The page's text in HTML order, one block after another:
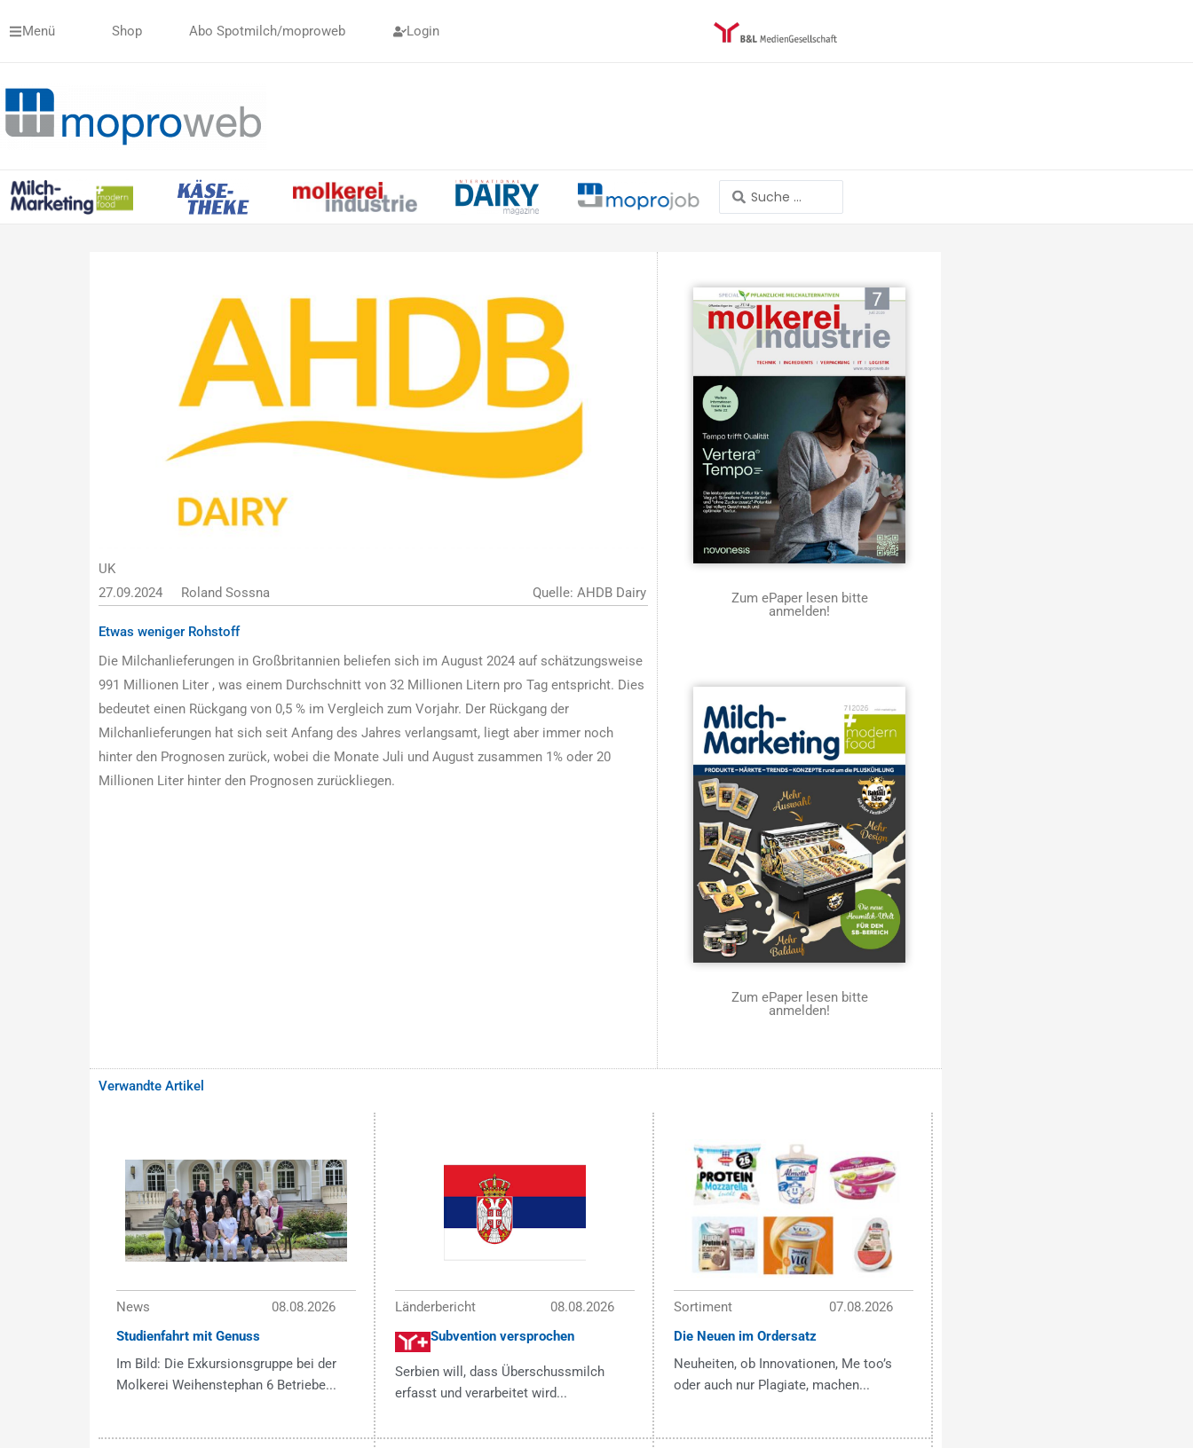
InhaltMenü Shop Abo Spotmilch/moproweb Login
Search
...
UK
27.09.2024
Roland Sossna Quelle: AHDB Dairy
Etwas weniger Rohstoff
Die Milchanlieferungen in Großbritannien beliefen sich im August 2024 auf schätzungsweise
991 Millionen Liter , was einem Durchschnitt von 32 Millionen Litern pro Tag entspricht. Dies
bedeutet einen Rückgang von 0,5 % im Vergleich zum Vorjahr. Der Rückgang der
Milchanlieferungen hat sich seit Anfang des Jahres verlangsamt, liegt aber immer noch
hinter den Prognosen zurück, wobei die Monate Juli und August zusammen 1% oder 20
Millionen Liter hinter den Prognosen zurückliegen.
Zum ePaper lesen bitte
anmelden!
Zum ePaper lesen bitte
anmelden!
Verwandte Artikel
News
08.08.2026
Studienfahrt mit Genuss
Im Bild: Die Exkursionsgruppe bei der
Molkerei Weihenstephan 6 Betriebe...
Länderbericht
08.08.2026
Subvention versprochen
Serbien will, dass Überschussmilch
erfasst und verarbeitet wird...
Sortiment
07.08.2026
Die Neuen im Ordersatz
Neuheiten, ob Innovationen, Me too’s
oder auch nur Plagiate, machen...